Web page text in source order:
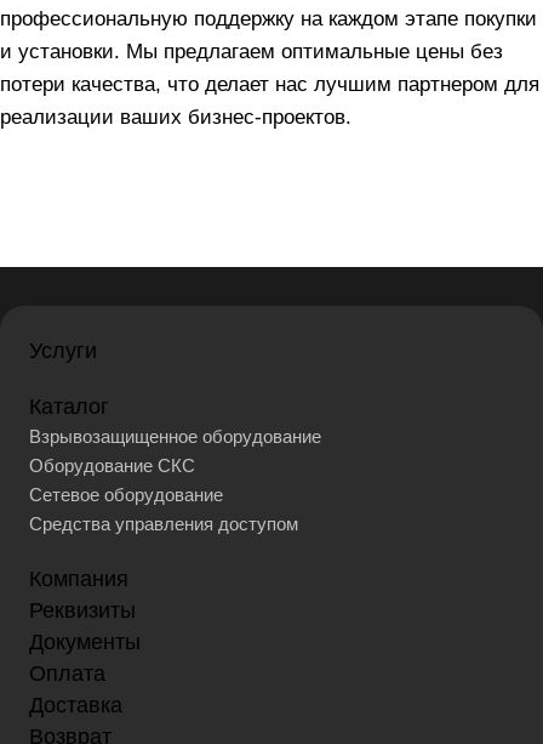
профессиональную поддержку на каждом этапе покупки
и установки. Мы предлагаем оптимальные цены без
потери качества, что делает нас лучшим партнером для
реализации ваших бизнес-проектов.
Услуги
Каталог
Взрывозащищенное оборудование
Оборудование СКС
Сетевое оборудование
Средства управления доступом
Компания
Реквизиты
Документы
Оплата
Доставка
Возврат